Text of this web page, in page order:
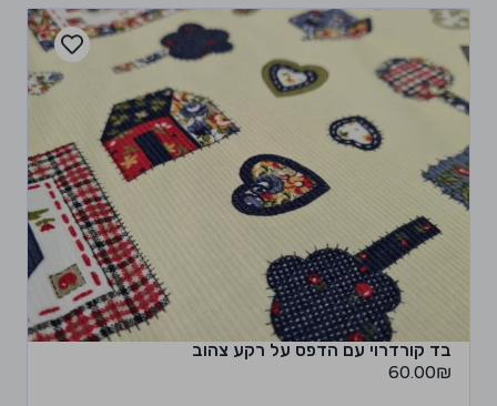
בד קורדרוי עם הדפס על רקע צהוב
60.00₪